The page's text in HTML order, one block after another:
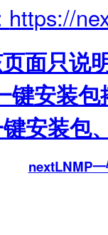
https://
面只说
键安装
安装包
nextLNMP